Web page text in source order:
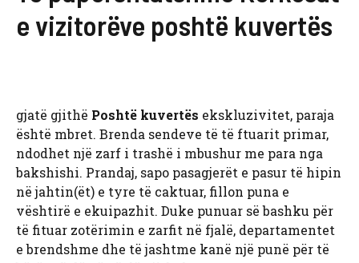
e vizitorëve poshtë kuvertës
gjatë gjithë Poshtë kuvertës ekskluzivitet, paraja
është mbret. Brenda sendeve të të ftuarit primar,
ndodhet një zarf i trashë i mbushur me para nga
bakshishi. Prandaj, sapo pasagjerët e pasur të hipin
në jahtin(ët) e tyre të caktuar, fillon puna e
vështirë e ekuipazhit. Duke punuar së bashku për
të fituar zotërimin e zarfit në fjalë, departamentet
e brendshme dhe të jashtme kanë një punë për të